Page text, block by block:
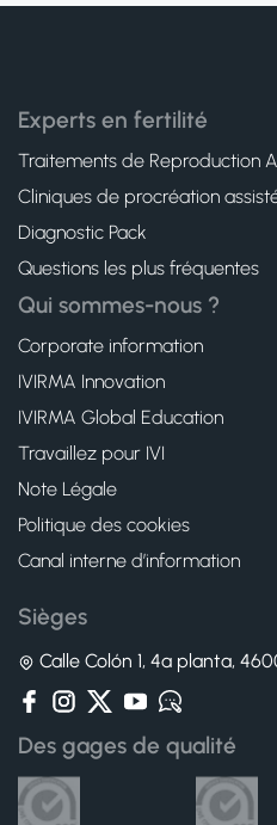
Experts en fertilité
Traitements de Reproduction
Cliniques de procréation
Diagnostic Pack
Questions les plus fréquentes
Qui sommes-nous ?
Corporate information
IVIRMA Innovation
IVIRMA Global Education
Travaillez pour IVI
Note Légale
Politique des cookies
Canal interne d’information
Sièges
Calle Colón 1, 4ª planta,
Des gages de qualité